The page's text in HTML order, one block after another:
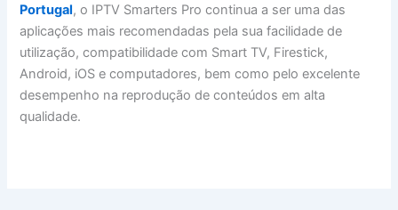
Portugal, o IPTV Smarters Pro continua a ser uma das
aplicações mais recomendadas pela sua facilidade de
utilização, compatibilidade com Smart TV, Firestick,
Android, iOS e computadores, bem como pelo excelente
desempenho na reprodução de conteúdos em alta
qualidade.